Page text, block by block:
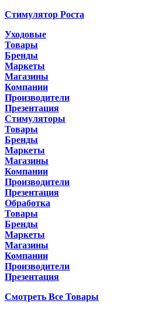
Стимулятор Роста
Уходовые
Товары
Бренды
Маркеты
Магазины
Компании
Производители
Презентация
Стимуляторы
Товары
Бренды
Маркеты
Магазины
Компании
Производители
Презентация
Обработка
Товары
Бренды
Маркеты
Магазины
Компании
Производители
Презентация
Смотреть Все Товары